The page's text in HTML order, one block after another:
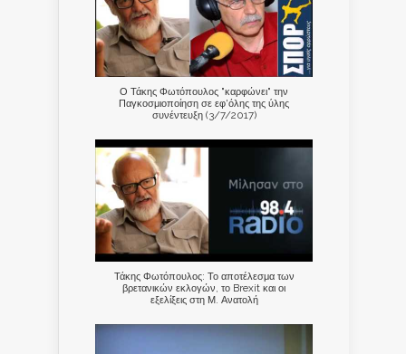
Ο Τάκης Φωτόπουλος "καρφώνει" την
Παγκοσμιοποίηση σε εφ'όλης της ύλης
συνέντευξη (3/7/2017)
Τάκης Φωτόπουλος: Το αποτέλεσμα των
βρετανικών εκλογών, το Brexit και οι
εξελίξεις στη Μ. Ανατολή